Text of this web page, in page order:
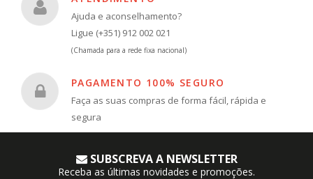
Ajuda e aconselhamento?
Ligue (+351) 912 002 021
(Chamada para a rede fixa nacional)
PAGAMENTO 100% SEGURO
Faça as suas compras de forma fácil, rápida e
segura
SUBSCREVA A NEWSLETTER
Receba as últimas novidades e promoções.